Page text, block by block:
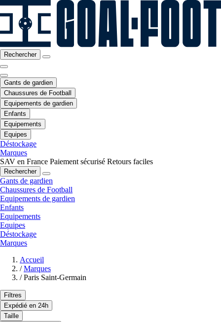
Rechercher
Gants de gardien
Chaussures de Football
Equipements de gardien
Enfants
Equipements
Equipes
Déstockage
Marques
SAV en France Paiement sécurisé Retours faciles
Rechercher
Gants de gardien
Chaussures de Football
Equipements de gardien
Enfants
Equipements
Equipes
Déstockage
Marques
Accueil
/ Marques
/ Paris Saint-Germain
Filtres
Expédié en 24h
Taille